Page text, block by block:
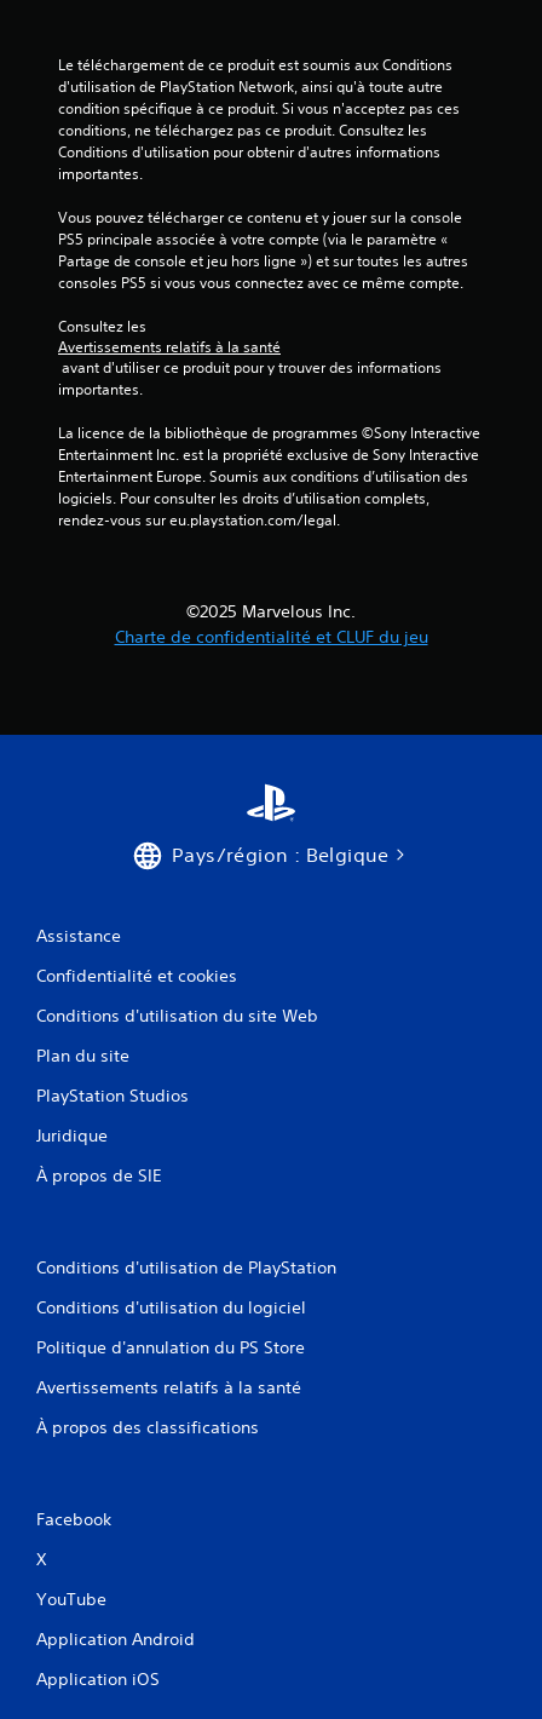
Le téléchargement de ce produit est soumis aux Conditions
d'utilisation de PlayStation Network, ainsi qu'à toute autre
condition spécifique à ce produit. Si vous n'acceptez pas ces
conditions, ne téléchargez pas ce produit. Consultez les
Conditions d'utilisation pour obtenir d'autres informations
importantes.
Vous pouvez télécharger ce contenu et y jouer sur la console
PS5 principale associée à votre compte (via le paramètre «
Partage de console et jeu hors ligne ») et sur toutes les autres
consoles PS5 si vous vous connectez avec ce même compte.
Consultez les
Avertissements relatifs à la santé
importantes.
La licence de la bibliothèque de programmes ©Sony Interactive
Entertainment Inc. est la propriété exclusive de Sony Interactive
Entertainment Europe. Soumis aux conditions d’utilisation des
logiciels. Pour consulter les droits d’utilisation complets,
rendez-vous sur eu.playstation.com/legal.
©2025 Marvelous Inc.
Charte de confidentialité et CLUF du jeu
Pays/région : Belgique
Assistance
Confidentialité et cookies
Conditions d'utilisation du site Web
Plan du site
PlayStation Studios
Juridique
À propos de SIE
Conditions d'utilisation de PlayStation
Conditions d'utilisation du logiciel
Politique d'annulation du PS Store
Avertissements relatifs à la santé
À propos des classifications
Facebook
X
YouTube
Application Android
Application iOS